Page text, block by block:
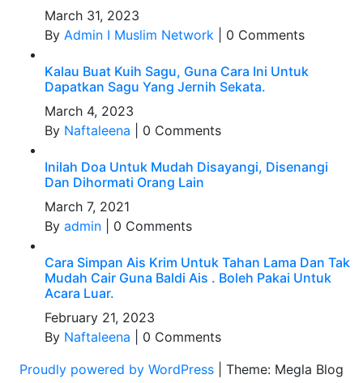
March 31, 2023
By Admin I Muslim Network 0 Comments
Kalau Buat Kuih Sagu, Guna Cara Ini Untuk
Dapatkan Sagu Yang Jernih Sekata.
March 4, 2023
By Naftaleena 0 Comments
Inilah Doa Untuk Mudah Disayangi, Disenangi
Dan Dihormati Orang Lain
March 7, 2021
By admin 0 Comments
Cara Simpan Ais Krim Untuk Tahan Lama Dan Tak
Mudah Cair Guna Baldi Ais . Boleh Pakai Untuk
Acara Luar.
February 21, 2023
By Naftaleena
0 Comments
Proudly powered by WordPress
Theme: Megla Blog